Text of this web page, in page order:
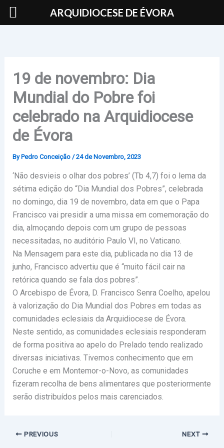
Skip
19 de novembro: Dia
Mundial do Pobre foi
celebrado na Arquidiocese
de Évora
By Pedro Conceição /24 de Novembro, 2023
‘Não desvieis o olhar dos pobres’ (Tb 4,7) foi o lema da
sétima edição do “Dia Mundial dos Pobres”, celebrada
no domingo, dia 19 de novembro, data em que o Papa
Francisco vai presidir a uma missa em comemoração do
dia, almoçando depois com um grupo de pessoas
necessitadas, no auditório Paulo VI, no Vaticano.
Na Mensagem para este dia, publicada no dia 13 de
junho, Francisco advertiu que é “muito fácil cair na
retórica quando se fala dos pobres”.
O Arcebispo de Évora, D. Francisco Senra Coelho, apelou
à valorização do Dia Mundial dos Pobres em todas as
comunidades eclesiais da Arquidiocese de Évora.
Neste sentido, as comunidades eclesiais responderam
de forma positiva ao apelo do Prelado tendo realizado
diversas iniciativas. Tivemos conhecimento que em
Coruche e em Montemor-o-Novo, as comunidades
fizeram recolha de bens alimentares que posteriormente
serão distribuídos pelos mais carenciados.
PREVIOUS NEXT
ARQUIDIOCESE DE ÉVORA